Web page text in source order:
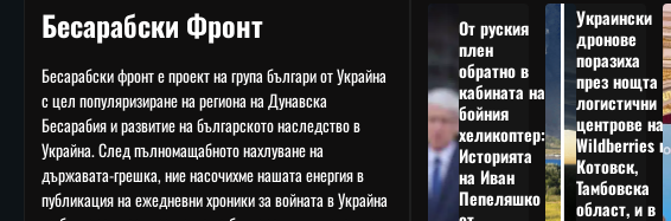
Бесарабски Фронт
Бесарабски фронт е проект на група българи от Украйна
с цел популяризиране на региона на Дунавска
Бесарабия и развитие на българското наследство в
Украйна. След пълномащабното нахлуване на
държавата-грешка, ние насочихме нашата енергия в
публикация на ежедневни хроники за войната в Украйна
От руския
плен
обратно в
кабината на
бойния
хеликоптер:
Историята
на Иван
Пепеляшко
Украински
дронове
поразиха
през нощта
логистични
центрове на
Wildberries в
Котовск,
Тамбовска
област, и в